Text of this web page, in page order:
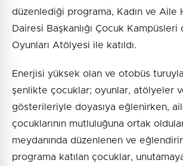
düzenlediği programa, Kadın ve Aile
Dairesi Başkanlığı Çocuk Kampüsleri
Oyunları Atölyesi ile katıldı.
Enerjisi yüksek olan ve otobüs
şenlikte çocuklar; oyunlar, atölyeler
gösterileriyle doyasıya eğlenirken,
çocuklarının mutluluğuna ortak
meydanında düzenlenen ve
programa katılan çocuklar,